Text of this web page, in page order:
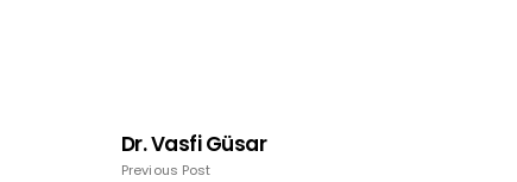
Dr. Vasfi Güsar
Previous Post